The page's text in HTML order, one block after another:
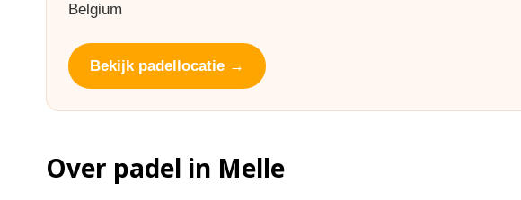
Belgium
Bekijk padellocatie →
Over padel in Melle